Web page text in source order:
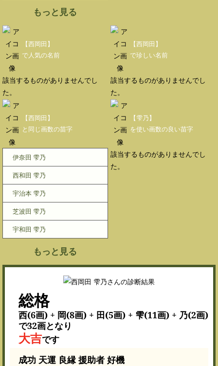
もっと見る
【西岡田】
で人気の名前
該当するものがありませんでし
た。
【西岡田】
で珍しい名前
該当するものがありませんでし
た。
【西岡田】
と同じ画数の苗字
伊奈田 雫乃
西和田 雫乃
宇治本 雫乃
芝波田 雫乃
宇和田 雫乃
もっと見る
【雫乃】
を使い画数の良い苗字
該当するものがありませんでし
た。
総格
西(6画) + 岡(8画) + 田(5画) + 雫(11画) + 乃(2画)
で32画となり
大吉です
成功 天運 良縁 援助者 好機